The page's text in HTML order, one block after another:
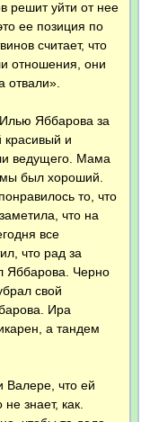
решит уйти от нее
ее позиция по
считает, что
отношения, они
отвали».
Яббарова за
красивый и
ведущего. Мама
был хороший.
то, что
что на
все
что рад за
Яббарова. Черно
свой
Ира
а тандем
Валере, что ей
знает, как.